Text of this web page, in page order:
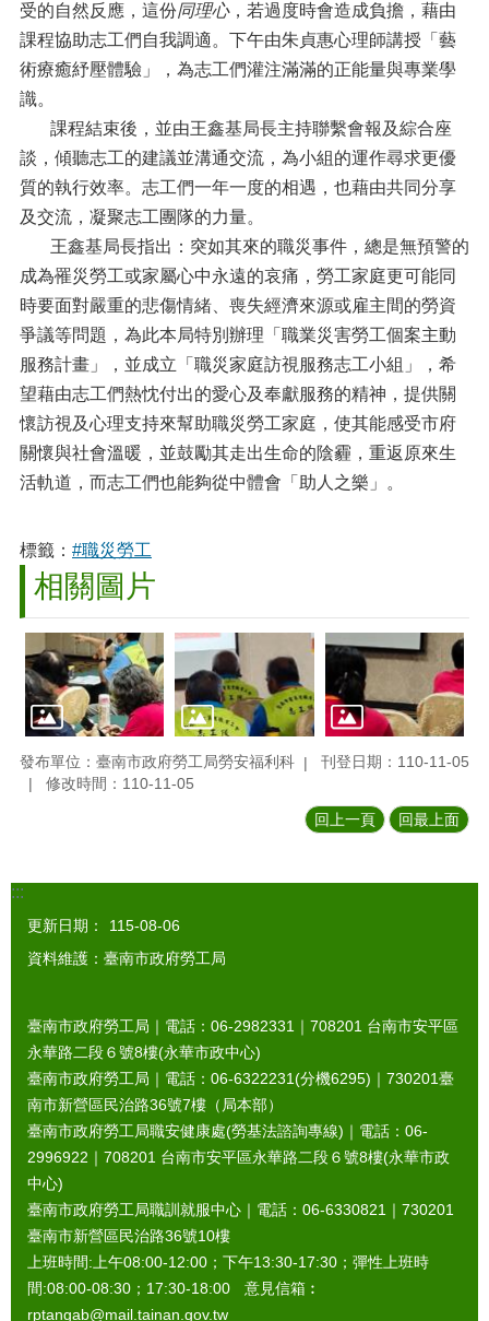
受的自然反應，這份同理心，若過度時會造成負擔，藉由
課程協助志工們自我調適。下午由朱貞惠心理師講授「藝
術療癒紓壓體驗」，為志工們灌注滿滿的正能量與專業學
識。
課程結束後，並由王鑫基局長主持聯繫會報及綜合座
談，傾聽志工的建議並溝通交流，為小組的運作尋求更優
質的執行效率。志工們一年一度的相遇，也藉由共同分享
及交流，凝聚志工團隊的力量。
王鑫基局長指出：突如其來的職災事件，總是無預警的
成為罹災勞工或家屬心中永遠的哀痛，勞工家庭更可能同
時要面對嚴重的悲傷情緒、喪失經濟來源或雇主間的勞資
爭議等問題，為此本局特別辦理「職業災害勞工個案主動
服務計畫」，並成立「職災家庭訪視服務志工小組」，希
望藉由志工們熱忱付出的愛心及奉獻服務的精神，提供關
懷訪視及心理支持來幫助職災勞工家庭，使其能感受市府
關懷與社會溫暖，並鼓勵其走出生命的陰霾，重返原來生
活軌道，而志工們也能夠從中體會「助人之樂」。
標籤： #職災勞工
相關圖片
發布單位：臺南市政府勞工局勞安福利科
刊登日期：110-11-05
修改時間：110-11-05
回上一頁 回最上面
:::
更新日期：
115-08-06
資料維護：臺南市政府勞工局
臺南市政府勞工局｜電話：06-2982331｜ 708201 台南市安平區
永華路二段６號8樓(永華市政中心)
臺南市政府勞工局｜電話：06-6322231(分機6295)｜ 730201臺
南市新營區民治路36號7樓（局本部）
臺南市政府勞工局職安健康處(勞基法諮詢專線)｜電話：06-
2996922｜ 708201 台南市安平區永華路二段６號8樓(永華市政
中心)
臺南市政府勞工局職訓就服中心｜電話：06-6330821｜ 730201
臺南市新營區民治路36號10樓
上班時間:上午08:00-12:00；下午13:30-17:30；彈性上班時
間:08:00-08:30；17:30-18:00 意見信箱︰
rptangab@mail.tainan.gov.tw